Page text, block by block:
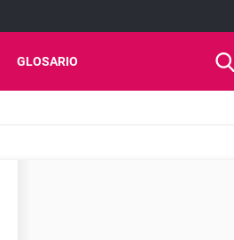
GLOSARIO